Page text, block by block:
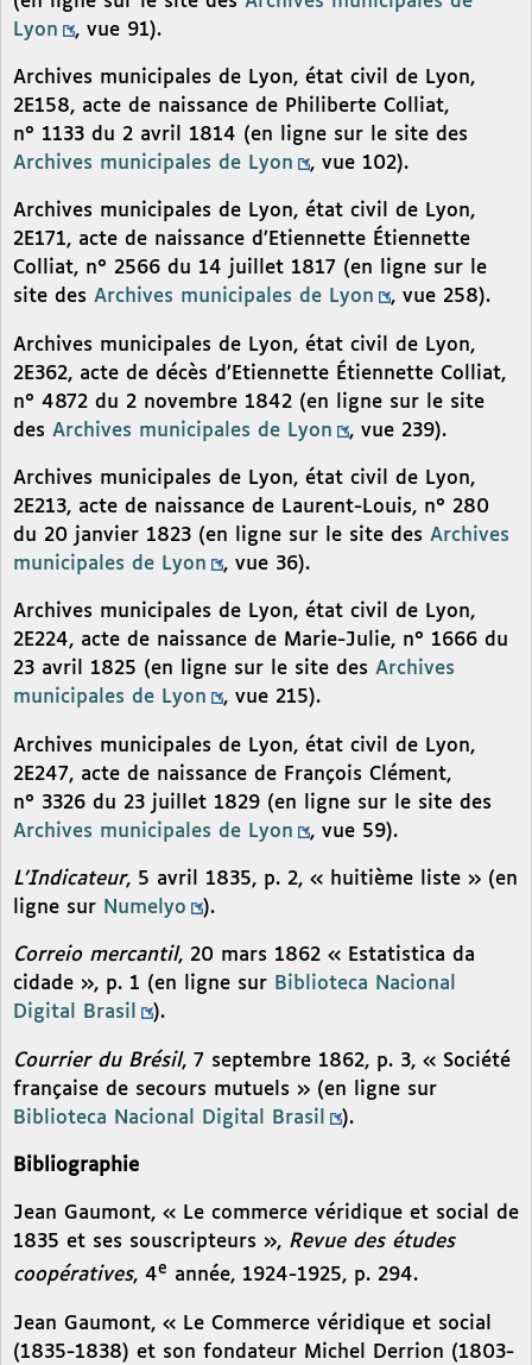
Lyon
, vue 91).
Archives municipales de Lyon, état civil de Lyon,
2E158, acte de naissance de Philiberte Colliat,
n° 1133 du 2 avril 1814 (en ligne sur le site des
Archives municipales de Lyon
, vue 102).
Archives municipales de Lyon, état civil de Lyon,
2E171, acte de naissance d’Etiennette Étiennette
Colliat, n° 2566 du 14 juillet 1817 (en ligne sur le
site des Archives municipales de Lyon , vue 258).
Archives municipales de Lyon, état civil de Lyon,
2E362, acte de décès d’Etiennette Étiennette Colliat,
n° 4872 du 2 novembre 1842 (en ligne sur le site
des Archives municipales de Lyon , vue 239).
Archives municipales de Lyon, état civil de Lyon,
2E213, acte de naissance de Laurent-Louis, n° 280
du 20 janvier 1823 (en ligne sur le site des Archives
municipales de Lyon
, vue 36).
Archives municipales de Lyon, état civil de Lyon,
2E224, acte de naissance de Marie-Julie, n° 1666 du
23 avril 1825 (en ligne sur le site des Archives
municipales de Lyon
, vue 215).
Archives municipales de Lyon, état civil de Lyon,
2E247, acte de naissance de François Clément,
n° 3326 du 23 juillet 1829 (en ligne sur le site des
Archives municipales de Lyon
, vue 59).
L’Indicateur, 5 avril 1835, p. 2, « huitième liste » (en
ligne sur Numelyo ).
Correio mercantil, 20 mars 1862 « Estatistica da
cidade », p. 1 (en ligne sur Biblioteca Nacional
Digital Brasil
).
Courrier du Brésil, 7 septembre 1862, p. 3, « Société
française de secours mutuels » (en ligne sur
Biblioteca Nacional Digital Brasil
).
Bibliographie
Jean Gaumont, « Le commerce véridique et social de
1835 et ses souscripteurs », Revue des études
coopératives, 4e année, 1924-1925, p. 294.
Jean Gaumont, « Le Commerce véridique et social
(1835-1838) et son fondateur Michel Derrion (1803-